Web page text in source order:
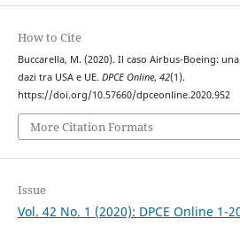
How to Cite
Buccarella, M. (2020). Il caso Airbus-Boeing:
dazi tra USA e UE. DPCE Online, 42(1).
https://doi.org/10.57660/dpceonline.2020.952
More Citation Formats
Issue
Vol. 42 No. 1 (2020): DPCE Online 1-